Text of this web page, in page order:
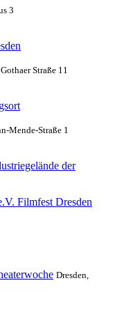
3
Straße 11
Mende-Straße 1
der
Filmfest Dresden
Dresden,